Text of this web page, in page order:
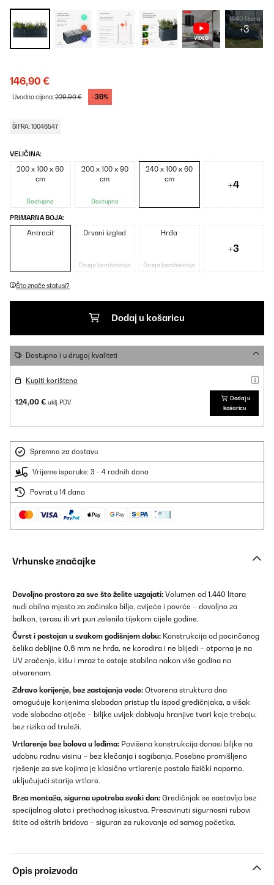
+3
146,90 €
Uvodna cijena:229,90 € -36%
ŠIFRA: 10046547
VELIČINA:
200 x 100 x 60
cm
Dostupno
200 x 100 x 90
cm
Dostupno
240 x 100 x 60
cm
+4
PRIMARNA BOJA:
Antracit Drveni izgled
Druga kombinacija
Hrđa
Druga kombinacija
+3
Što znače statusi?
Dodaj u košaricu
Dostupno i u drugoj kvaliteti
Kupiti korišteno
124,00 € uklj. PDV
Dodaj u
košaricu
Spremno za dostavu
Vrijeme isporuke: 3 - 4 radnih dana
Povrat u 14 dana
Vrhunske značajke
Dovoljno prostora za sve što želite uzgajati: Volumen od 1.440 litara
nudi obilno mjesto za začinsko bilje, cvijeće i povrće – dovoljno za
balkon, terasu ili vrt pun zelenila tijekom cijele godine.
Čvrst i postojan u svakom godišnjem dobu: Konstrukcija od pocinčanog
čelika debljine 0,6 mm ne hrđa, ne korodira i ne blijedi – otporna je na
UV zračenje, kišu i mraz te ostaje stabilna nakon više godina na
otvorenom.
Zdravo korijenje, bez zastajanja vode: Otvorena struktura dna
omogućuje korijenima slobodan pristup tlu ispod gredičnjaka, a višak
vode slobodno otječe – biljke uvijek dobivaju hranjive tvari koje trebaju,
bez rizika od truleži.
Vrtlarenje bez bolova u leđima: Povišena konstrukcija donosi biljke na
udobnu radnu visinu – bez klečanja i sagibanja. Posebno promišljeno
rješenje za sve kojima je klasično vrtlarenje postalo fizički naporno,
uključujući starije vrtlare.
Brza montaža, sigurna upotreba svaki dan: Gredičnjak se sastavlja bez
specijalnog alata i prethodnog iskustva. Presavinuti sigurnosni rubovi
štite od oštrih bridova – siguran za rukovanje od samog početka.
Opis proizvoda